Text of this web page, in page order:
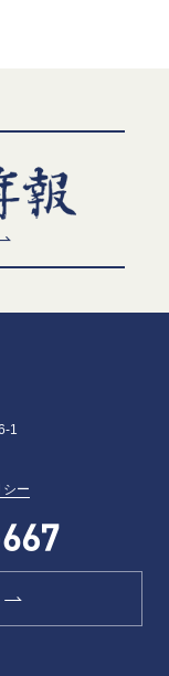
1
ー